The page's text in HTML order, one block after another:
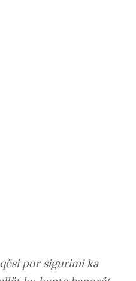
por sigurimi ka